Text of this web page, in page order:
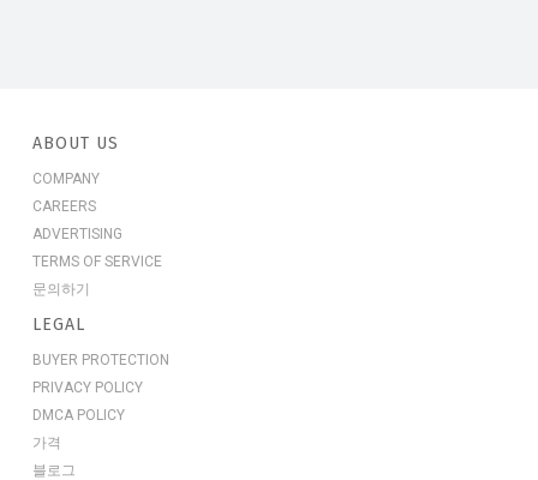
ABOUT US
COMPANY
CAREERS
ADVERTISING
TERMS OF SERVICE
문의하기
LEGAL
BUYER PROTECTION
PRIVACY POLICY
DMCA POLICY
가격
블로그